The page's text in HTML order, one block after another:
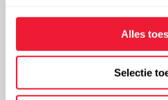
Alles
Selectie
Bij het verzenden van uw
wij alle beschikbare